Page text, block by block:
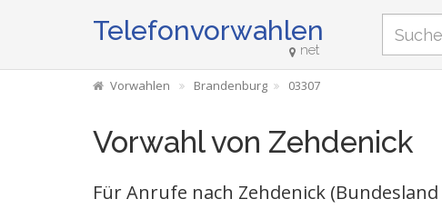
Telefonvorwahlen
net
Vorwahlen Brandenburg 03307
Vorwahl von Zehdenick
Für Anrufe nach Zehdenick